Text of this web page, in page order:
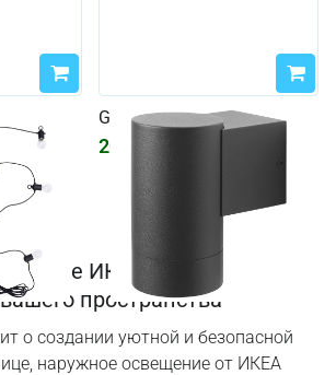
GRÖNSPRÖT
2024 ₽
ИКЕА: идеальное
пространства
о создании уютной и безопасной
наружное освещение от ИКЕА